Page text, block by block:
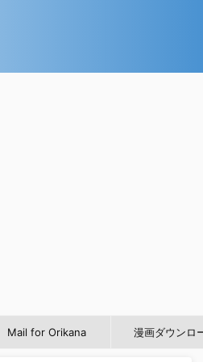
Mail for Orikana 漫画ダウンロ